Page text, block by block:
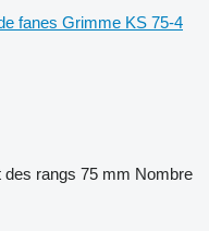
fanes Grimme KS 75-4
des rangs 75 mm Nombre